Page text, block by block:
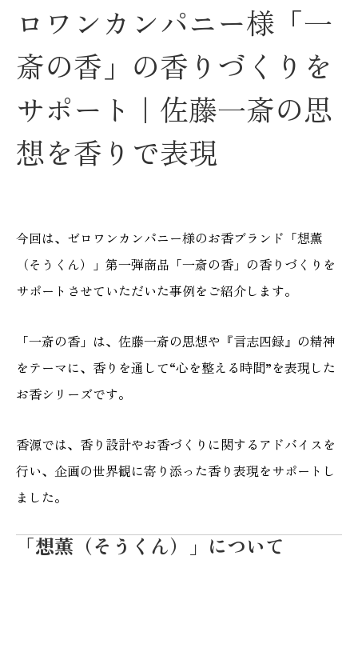
ロワンカンパニー様「一
斎の香」の香りづくりを
サポート｜佐藤一斎の思
想を香りで表現
今回は、ゼロワンカンパニー様のお香ブランド「想薫
（そうくん）」第一弾商品「一斎の香」の香りづくりを
サポートさせていただいた事例をご紹介します。
「一斎の香」は、佐藤一斎の思想や『言志四録』の精神
をテーマに、香りを通して“心を整える時間”を表現した
お香シリーズです。
香源では、香り設計やお香づくりに関するアドバイスを
行い、企画の世界観に寄り添った香り表現をサポートし
ました。
「想薫（そうくん）」について